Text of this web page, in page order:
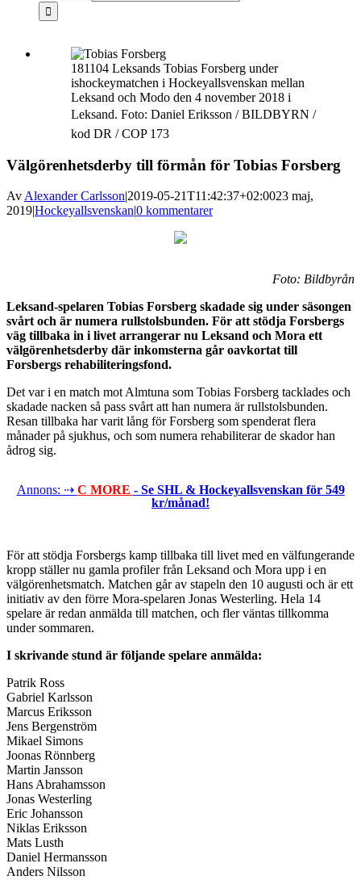
181104 Leksands Tobias Forsberg under
ishockeymatchen i Hockeyallsvenskan mellan
Leksand och Modo den 4 november 2018 i
Leksand. Foto: Daniel Eriksson / BILDBYRN /
kod DR / COP 173
Välgörenhetsderby till förmån för Tobias Forsberg
AvAlexander Carlsson|2019-05-21T11:42:37+02:0023 maj,
2019|Hockeyallsvenskan|0 kommentarer
Foto: Bildbyrån
Leksand-spelaren Tobias Forsberg skadade sig under säsongen
svårt och är numera rullstolsbunden. För att stödja Forsbergs
väg tillbaka in i livet arrangerar nu Leksand och Mora ett
välgörenhetsderby där inkomsterna går oavkortat till
Forsbergs rehabiliteringsfond.
Det var i en match mot Almtuna som Tobias Forsberg tacklades och
skadade nacken så pass svårt att han numera är rullstolsbunden.
Resan tillbaka har varit lång för Forsberg som spenderat flera
månader på sjukhus, och som numera rehabiliterar de skador han
ådrog sig.
Annons: ⇢ C MORE - Se SHL & Hockeyallsvenskan för 549
kr/månad!
För att stödja Forsbergs kamp tillbaka till livet med en välfungerande
kropp ställer nu gamla profiler från Leksand och Mora upp i en
välgörenhetsmatch. Matchen går av stapeln den 10 augusti och är ett
initiativ av den förre Mora-spelaren Jonas Westerling. Hela 14
spelare är redan anmälda till matchen, och fler väntas tillkomma
under sommaren.
I skrivande stund är följande spelare anmälda:
Patrik Ross
Gabriel Karlsson
Marcus Eriksson
Jens Bergenström
Mikael Simons
Joonas Rönnberg
Martin Jansson
Hans Abrahamsson
Jonas Westerling
Eric Johansson
Niklas Eriksson
Mats Lusth
Daniel Hermansson
Anders Nilsson